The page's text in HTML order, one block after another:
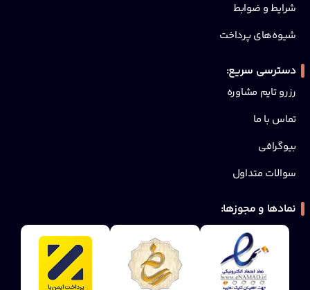
شرایط و ضوابط
شیوه‌های پرداخت
دسترسی سریع:
رزرو تایم مشاوره
تماس با ما
بیوگرافی
سوالات متداول
نمادها و مجوزها: